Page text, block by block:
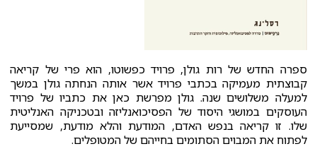
ספרה החדש של רות גולן, פרויד כפשוטו, הוא פרי של קריאה
קבוצתית מעמיקה בכתבי פרויד אשר אותה הנחתה גולן במשך
למעלה משלושים שנה. גולן מפרשת כאן את כתביו של פרויד
העוסקים במושגי היסוד של הפסיכואנליזה ובטכניקה האנליטית
שלו. זו קריאה בנפש האדם, המודעת והלא מודעת, שמסייעת
לפתוח את המבוים הסתומים בחייהם של המטופלים.